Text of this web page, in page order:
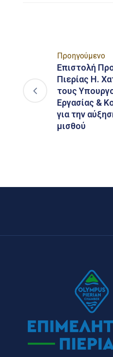
Προηγούμενο
Επιστολή
Πιερίας Η.
τους
Εργασίας &
για την
μισθού